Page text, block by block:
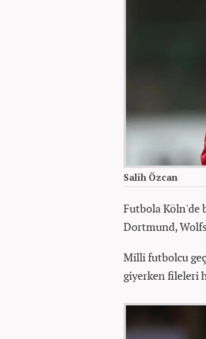
Salih Özcan
Futbola Köln'de
Dortmund,
Milli futbolcu
giyerken fileleri